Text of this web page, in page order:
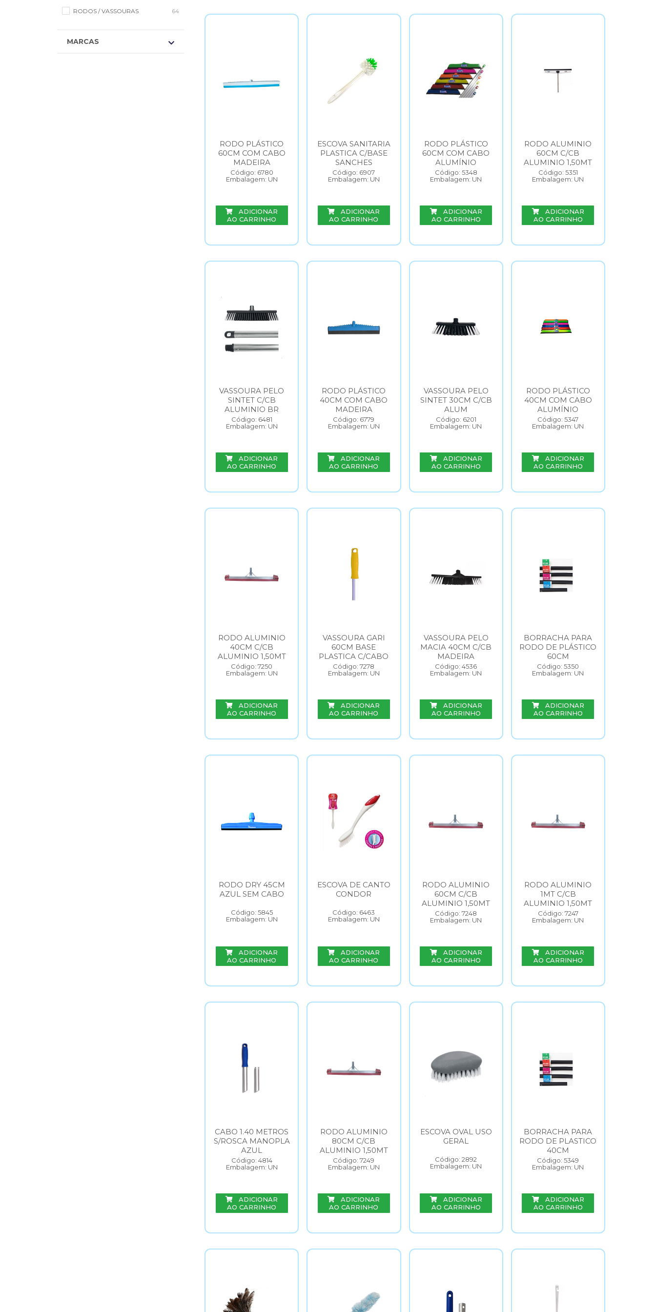
RODOS / VASSOURAS 64
MARCAS
RODO PLÁSTICO
60CM COM CABO
MADEIRA
Código: 6780
Embalagem: UN
ADICIONAR
AO CARRINHO
ESCOVA SANITARIA
PLASTICA C/BASE
SANCHES
Código: 6907
Embalagem: UN
ADICIONAR
AO CARRINHO
RODO PLÁSTICO
60CM COM CABO
ALUMÍNIO
Código: 5348
Embalagem: UN
ADICIONAR
AO CARRINHO
RODO ALUMINIO
60CM C/CB
ALUMINIO 1,50MT
Código: 5351
Embalagem: UN
ADICIONAR
AO CARRINHO
VASSOURA PELO
SINTET C/CB
ALUMINIO BR
Código: 6481
Embalagem: UN
ADICIONAR
AO CARRINHO
RODO PLÁSTICO
40CM COM CABO
MADEIRA
Código: 6779
Embalagem: UN
ADICIONAR
AO CARRINHO
VASSOURA PELO
SINTET 30CM C/CB
ALUM
Código: 6201
Embalagem: UN
ADICIONAR
AO CARRINHO
RODO PLÁSTICO
40CM COM CABO
ALUMÍNIO
Código: 5347
Embalagem: UN
ADICIONAR
AO CARRINHO
RODO ALUMINIO
40CM C/CB
ALUMINIO 1,50MT
Código: 7250
Embalagem: UN
ADICIONAR
AO CARRINHO
VASSOURA GARI
60CM BASE
PLASTICA C/CABO
Código: 7278
Embalagem: UN
ADICIONAR
AO CARRINHO
VASSOURA PELO
MACIA 40CM C/CB
MADEIRA
Código: 4536
Embalagem: UN
ADICIONAR
AO CARRINHO
BORRACHA PARA
RODO DE PLÁSTICO
60CM
Código: 5350
Embalagem: UN
ADICIONAR
AO CARRINHO
RODO DRY 45CM
AZUL SEM CABO
Código: 5845
Embalagem: UN
ADICIONAR
AO CARRINHO
ESCOVA DE CANTO
CONDOR
Código: 6463
Embalagem: UN
ADICIONAR
AO CARRINHO
RODO ALUMINIO
60CM C/CB
ALUMINIO 1,50MT
Código: 7248
Embalagem: UN
ADICIONAR
AO CARRINHO
RODO ALUMINIO
1MT C/CB
ALUMINIO 1,50MT
Código: 7247
Embalagem: UN
ADICIONAR
AO CARRINHO
CABO 1.40 METROS
S/ROSCA MANOPLA
AZUL
Código: 4814
Embalagem: UN
ADICIONAR
AO CARRINHO
RODO ALUMINIO
80CM C/CB
ALUMINIO 1,50MT
Código: 7249
Embalagem: UN
ADICIONAR
AO CARRINHO
ESCOVA OVAL USO
GERAL
Código: 2892
Embalagem: UN
ADICIONAR
AO CARRINHO
BORRACHA PARA
RODO DE PLASTICO
40CM
Código: 5349
Embalagem: UN
ADICIONAR
AO CARRINHO